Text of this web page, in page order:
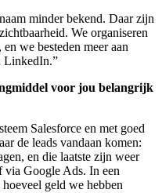
minder bekend. Daar zijn
We organiseren
we besteden meer aan
LinkedIn.”
voor jou belangrijk
Salesforce en met goed
de leads vandaan komen:
en die laatste zijn weer
via Google Ads. In een
geld we hebben